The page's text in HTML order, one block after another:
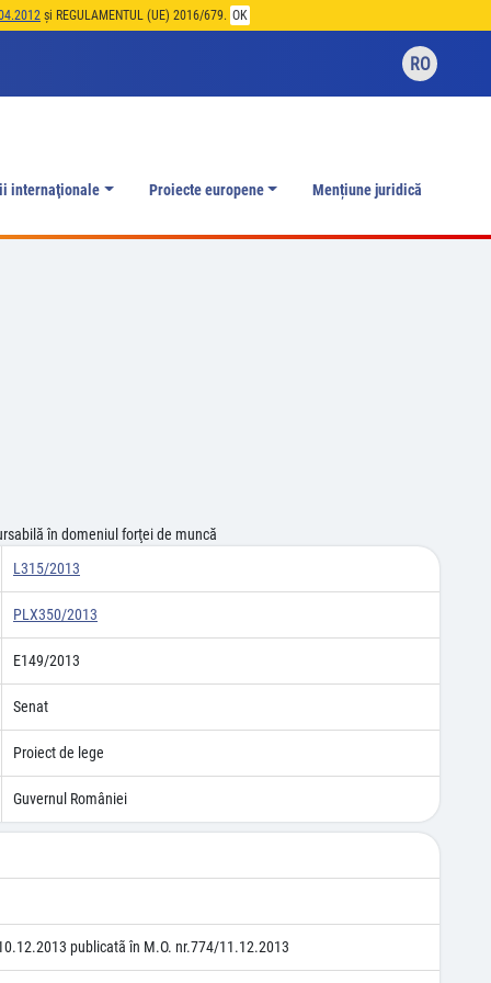
și REGULAMENTUL (UE) 2016/679. OK
RO
internaţionale Proiecte europene Mențiune juridică
în domeniul forţei de muncă
L315/2013
PLX350/2013
E149/2013
Senat
Proiect de lege
Guvernul României
publicatã în M.O. nr.774/11.12.2013